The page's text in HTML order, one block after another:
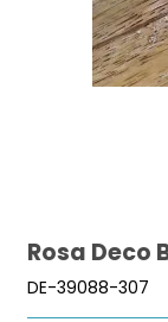
Rosa Deco
DE-39088-307